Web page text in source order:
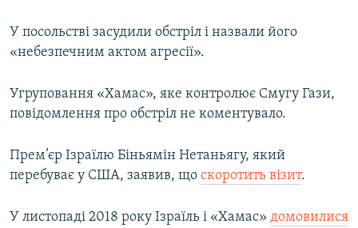
У посольстві засудили обстріл і назвали його
«небезпечним актом агресії».
Угруповання «Хамас», яке контролює Смугу Гази,
повідомлення про обстріл не коментувало.
Прем’єр Ізраїлю Біньямін Нетаньягу, який
перебуває у США, заявив, що скоротить візит.
У листопаді 2018 року Ізраїль і «Хамас» домовилися